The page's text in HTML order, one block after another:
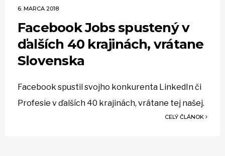
6. MARCA 2018
Facebook Jobs spustený v
ďalších 40 krajinách, vrátane
Slovenska
Facebook spustil svojho konkurenta LinkedIn či
Profesie v ďalších 40 krajinách, vrátane tej našej.
CELÝ ČLÁNOK